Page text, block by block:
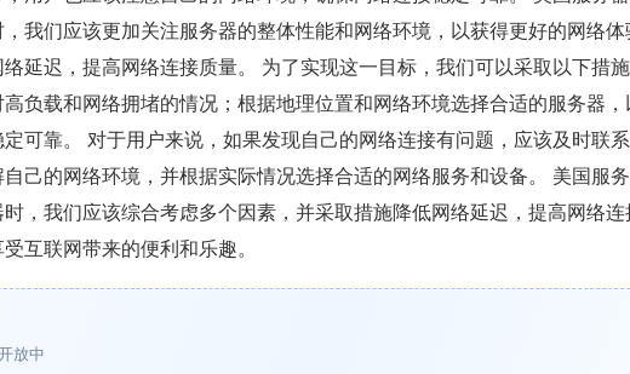
我们应该更加关注服务器的整体性能和网络环境，以获得更好的网络
延迟，提高网络连接质量。 为了实现这一目标，我们可以采取以下措
负载和网络拥堵的情况；根据地理位置和网络环境选择合适的服务器
可靠。 对于用户来说，如果发现自己的网络连接有问题，应该及时联
己的网络环境，并根据实际情况选择合适的网络服务和设备。 美国服
，我们应该综合考虑多个因素，并采取措施降低网络延迟，提高网络
互联网带来的便利和乐趣。
放中